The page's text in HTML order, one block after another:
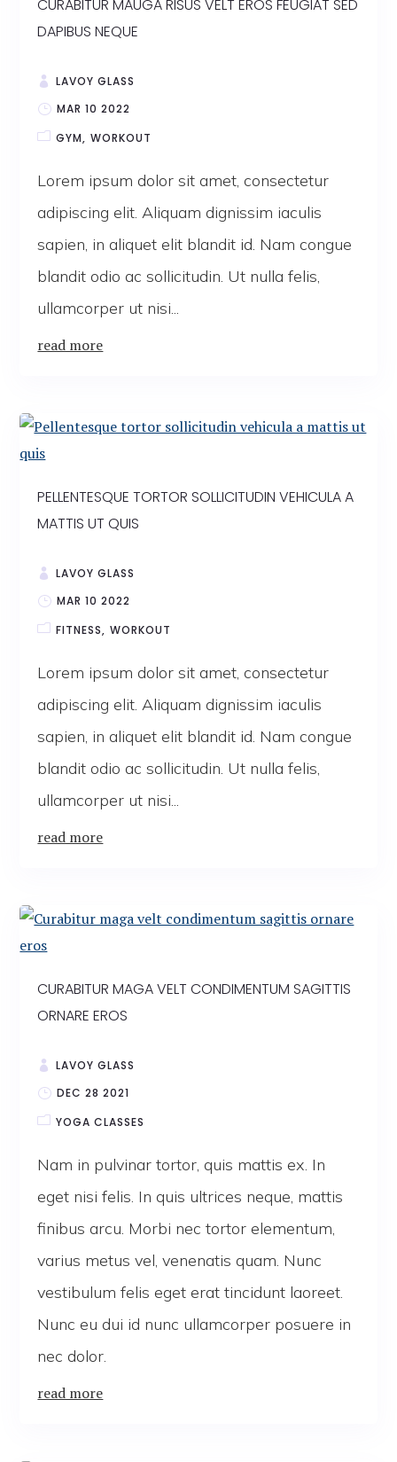
CURABITUR MAUGA RISUS VELT EROS FEUGIAT SED
DAPIBUS NEQUE
LAVOY GLASS
MAR 10 2022
GYM WORKOUT
Lorem ipsum dolor sit amet, consectetur
adipiscing elit. Aliquam dignissim iaculis
sapien, in aliquet elit blandit id. Nam congue
blandit odio ac sollicitudin. Ut nulla felis,
ullamcorper ut nisi...
read more
PELLENTESQUE TORTOR SOLLICITUDIN VEHICULA A
MATTIS UT QUIS
LAVOY GLASS
MAR 10 2022
FITNESS WORKOUT
Lorem ipsum dolor sit amet, consectetur
adipiscing elit. Aliquam dignissim iaculis
sapien, in aliquet elit blandit id. Nam congue
blandit odio ac sollicitudin. Ut nulla felis,
ullamcorper ut nisi...
read more
CURABITUR MAGA VELT CONDIMENTUM SAGITTIS
ORNARE EROS
LAVOY GLASS
DEC 28 2021
YOGA CLASSES
Nam in pulvinar tortor, quis mattis ex. In
eget nisi felis. In quis ultrices neque, mattis
finibus arcu. Morbi nec tortor elementum,
varius metus vel, venenatis quam. Nunc
vestibulum felis eget erat tincidunt laoreet.
Nunc eu dui id nunc ullamcorper posuere in
nec dolor.
read more